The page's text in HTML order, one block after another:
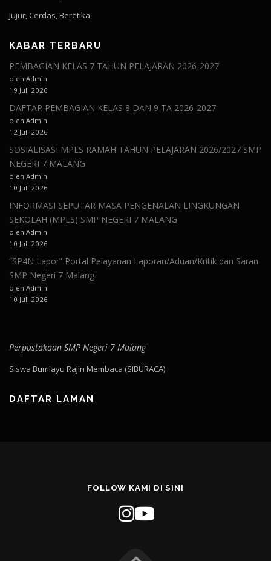
Jujur, Cerdas, Beretika
KABAR TERBARU
PEMBAGIAN KELAS 7 TAHUN PELAJARAN 2026-2027
oleh Admin
19 Juli 2026
DAFTAR PEMBAGIAN KELAS 8 DAN 9 TA 2026-2027
oleh Admin
12 Juli 2026
SOSIALISASI MPLS RAMAH TAHUN PELAJARAN 2026/2027 SMP
NEGERI 7 MALANG
oleh Admin
10 Juli 2026
INFORMASI SEPUTAR MASA PENGENALAN LINGKUNGAN
SEKOLAH (MPLS) SMP NEGERI 7 MALANG
oleh Admin
10 Juli 2026
“SP4N Lapor” Portal Pelayanan Laporan/Aduan/Kritik dan Saran
SMP Negeri 7 Malang
oleh Admin
10 Juli 2026
Perpustakaan SMP Negeri 7 Malang
Siswa Bumiayu Rajin Membaca (SIBURACA)
DAFTAR LAMAN
FOLLOW KAMI DI SINI